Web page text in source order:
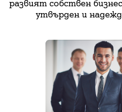
развият собствен
утвърден и